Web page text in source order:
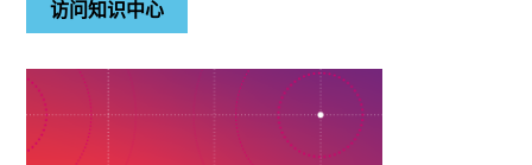
访问知识中心